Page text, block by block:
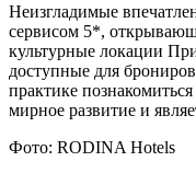
Неизгладимые
сервисом 5*,
культурные локации
доступные для
практике
мирное развитие и
Фото: RODINA Hotels